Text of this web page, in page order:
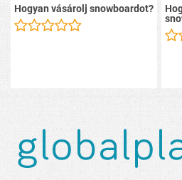
Hogyan vásárolj snowboardot?